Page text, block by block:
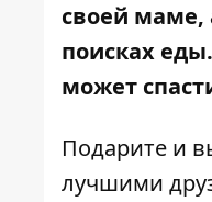
своей маме,
поисках
может
Подарите и
лучшими